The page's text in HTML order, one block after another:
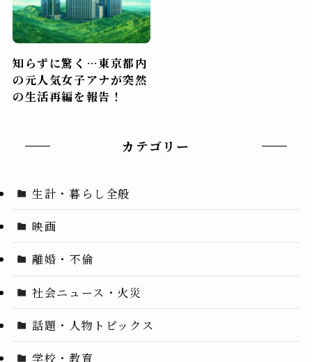
知らずに驚く…東京都内
の元人気女子アナが突然
の生活再編を報告！
カテゴリー
生計・暮らし全般
映画
離婚・不倫
社会ニュース・火災
話題・人物トピックス
学校・教育